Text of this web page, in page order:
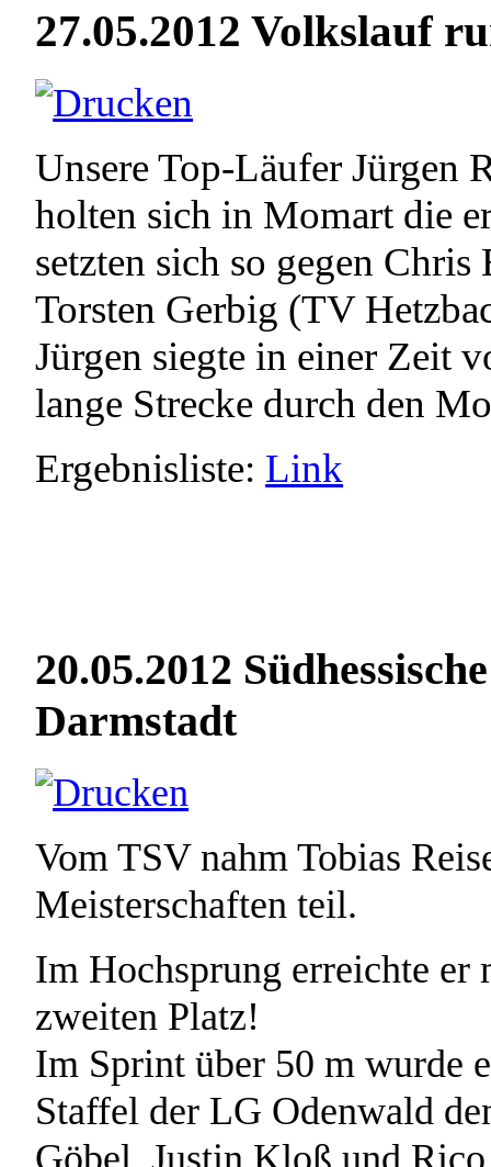
27.05.2012 Volkslauf
Unsere Top-Läufer Jürgen
holten sich in Momart die
setzten sich so gegen
Torsten Gerbig (TV
Jürgen siegte in einer Zeit
lange Strecke durch den
Ergebnisliste: Link
20.05.2012
Darmstadt
Vom TSV nahm Tobias
Meisterschaften teil.
Im Hochsprung erreichte er
zweiten Platz!
Im Sprint über 50 m wurde
Staffel der LG Odenwald
Göbel, Justin Kloß und